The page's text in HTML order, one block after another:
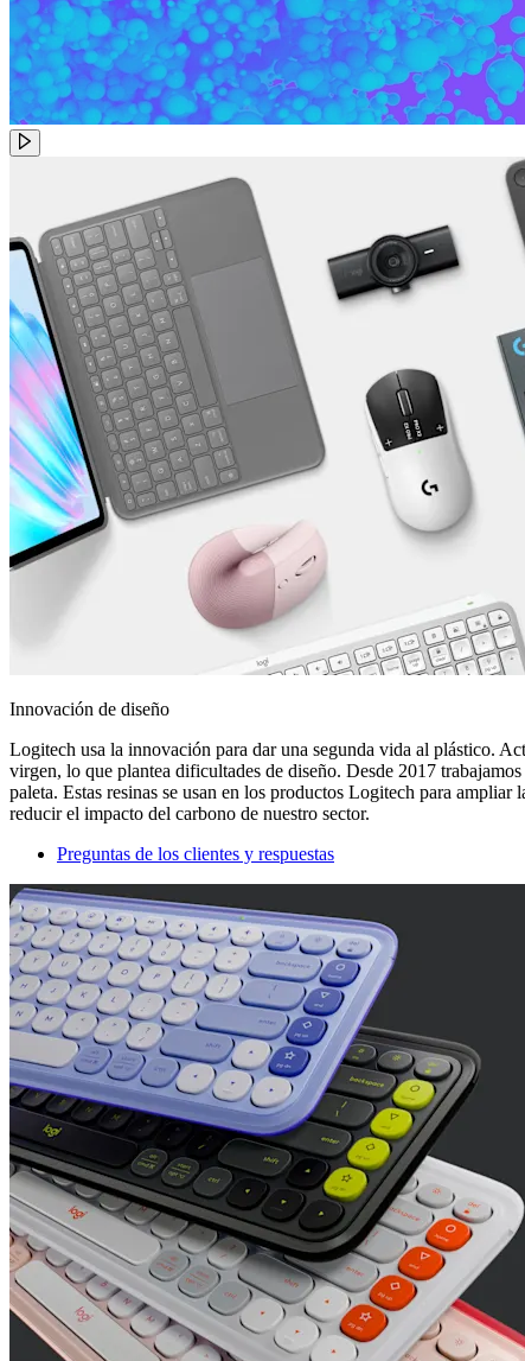
Innovación de diseño
Logitech usa la innovación para dar una segunda vida al plástico.
virgen, lo que plantea dificultades de diseño. Desde 2017
paleta. Estas resinas se usan en los productos Logitech para
reducir el impacto del carbono de nuestro sector.
Preguntas de los clientes y respuestas